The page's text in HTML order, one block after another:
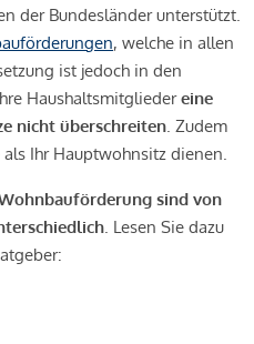
der Bundesländer unterstützt.
, welche in allen
ist jedoch in den
Haushaltsmitgliedereine
nicht überschreiten. Zudem
Ihr Hauptwohnsitz dienen.
sind von
. Lesen Sie dazu